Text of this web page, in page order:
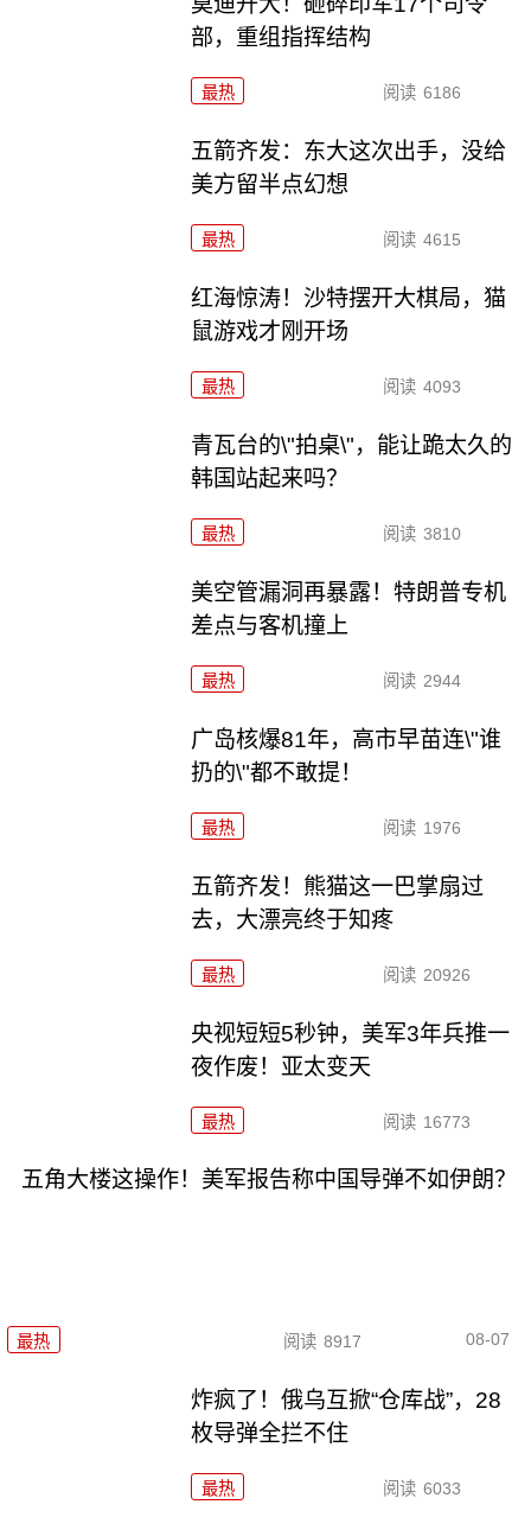
部，重组指挥结构
最热 阅读 6186
五箭齐发：东大这次出手，没给
美方留半点幻想
最热 阅读 4615
红海惊涛！沙特摆开大棋局，猫
鼠游戏才刚开场
最热 阅读 4093
青瓦台的\"拍桌\"，能让跪太久的
韩国站起来吗？
最热 阅读 3810
美空管漏洞再暴露！特朗普专机
差点与客机撞上
最热 阅读 2944
广岛核爆81年，高市早苗连\"谁
扔的\"都不敢提！
最热 阅读 1976
五箭齐发！熊猫这一巴掌扇过
去，大漂亮终于知疼
最热 阅读 20926
央视短短5秒钟，美军3年兵推一
夜作废！亚太变天
最热 阅读 16773
五角大楼这操作！美军报告称中国导弹不如伊朗？
最热 阅读 8917 08-07
炸疯了！俄乌互掀“仓库战”，28
枚导弹全拦不住
最热 阅读 6033